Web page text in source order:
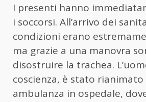
I presenti hanno
i soccorsi. All’arrivo dei
condizioni erano
ma grazie a una manovra
disostruire la trachea.
coscienza, è stato
ambulanza in ospedale,